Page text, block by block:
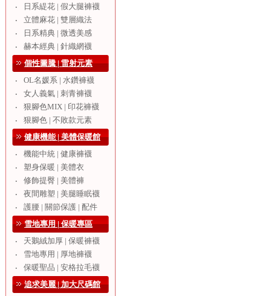
‧
日系緹花 | 假大腿褲襪
‧
立體麻花 | 雙層織法
‧
日系精典 | 微透美感
‧
赫本經典 | 針織網襪
個性圖騰 | 雷射元素
‧
OL名媛系 | 水鑽褲襪
‧
女人義氣 | 刺青褲襪
‧
狠腳色MIX | 印花褲襪
‧
狠腳色 | 不敗款元素
健康機能 | 美體保暖館
‧
機能中統 | 健康褲襪
‧
塑身保暖 | 美體衣
‧
修飾提臀 | 美體褲
‧
夜間雕塑 | 美腿睡眠襪
‧
護腰 | 關節保護 | 配件
雪地專用 | 保暖專區
‧
天鵝絨加厚 | 保暖褲襪
‧
雪地專用 | 厚地褲襪
‧
保暖聖品 | 安格拉毛襪
追求美麗 | 加大尺碼館